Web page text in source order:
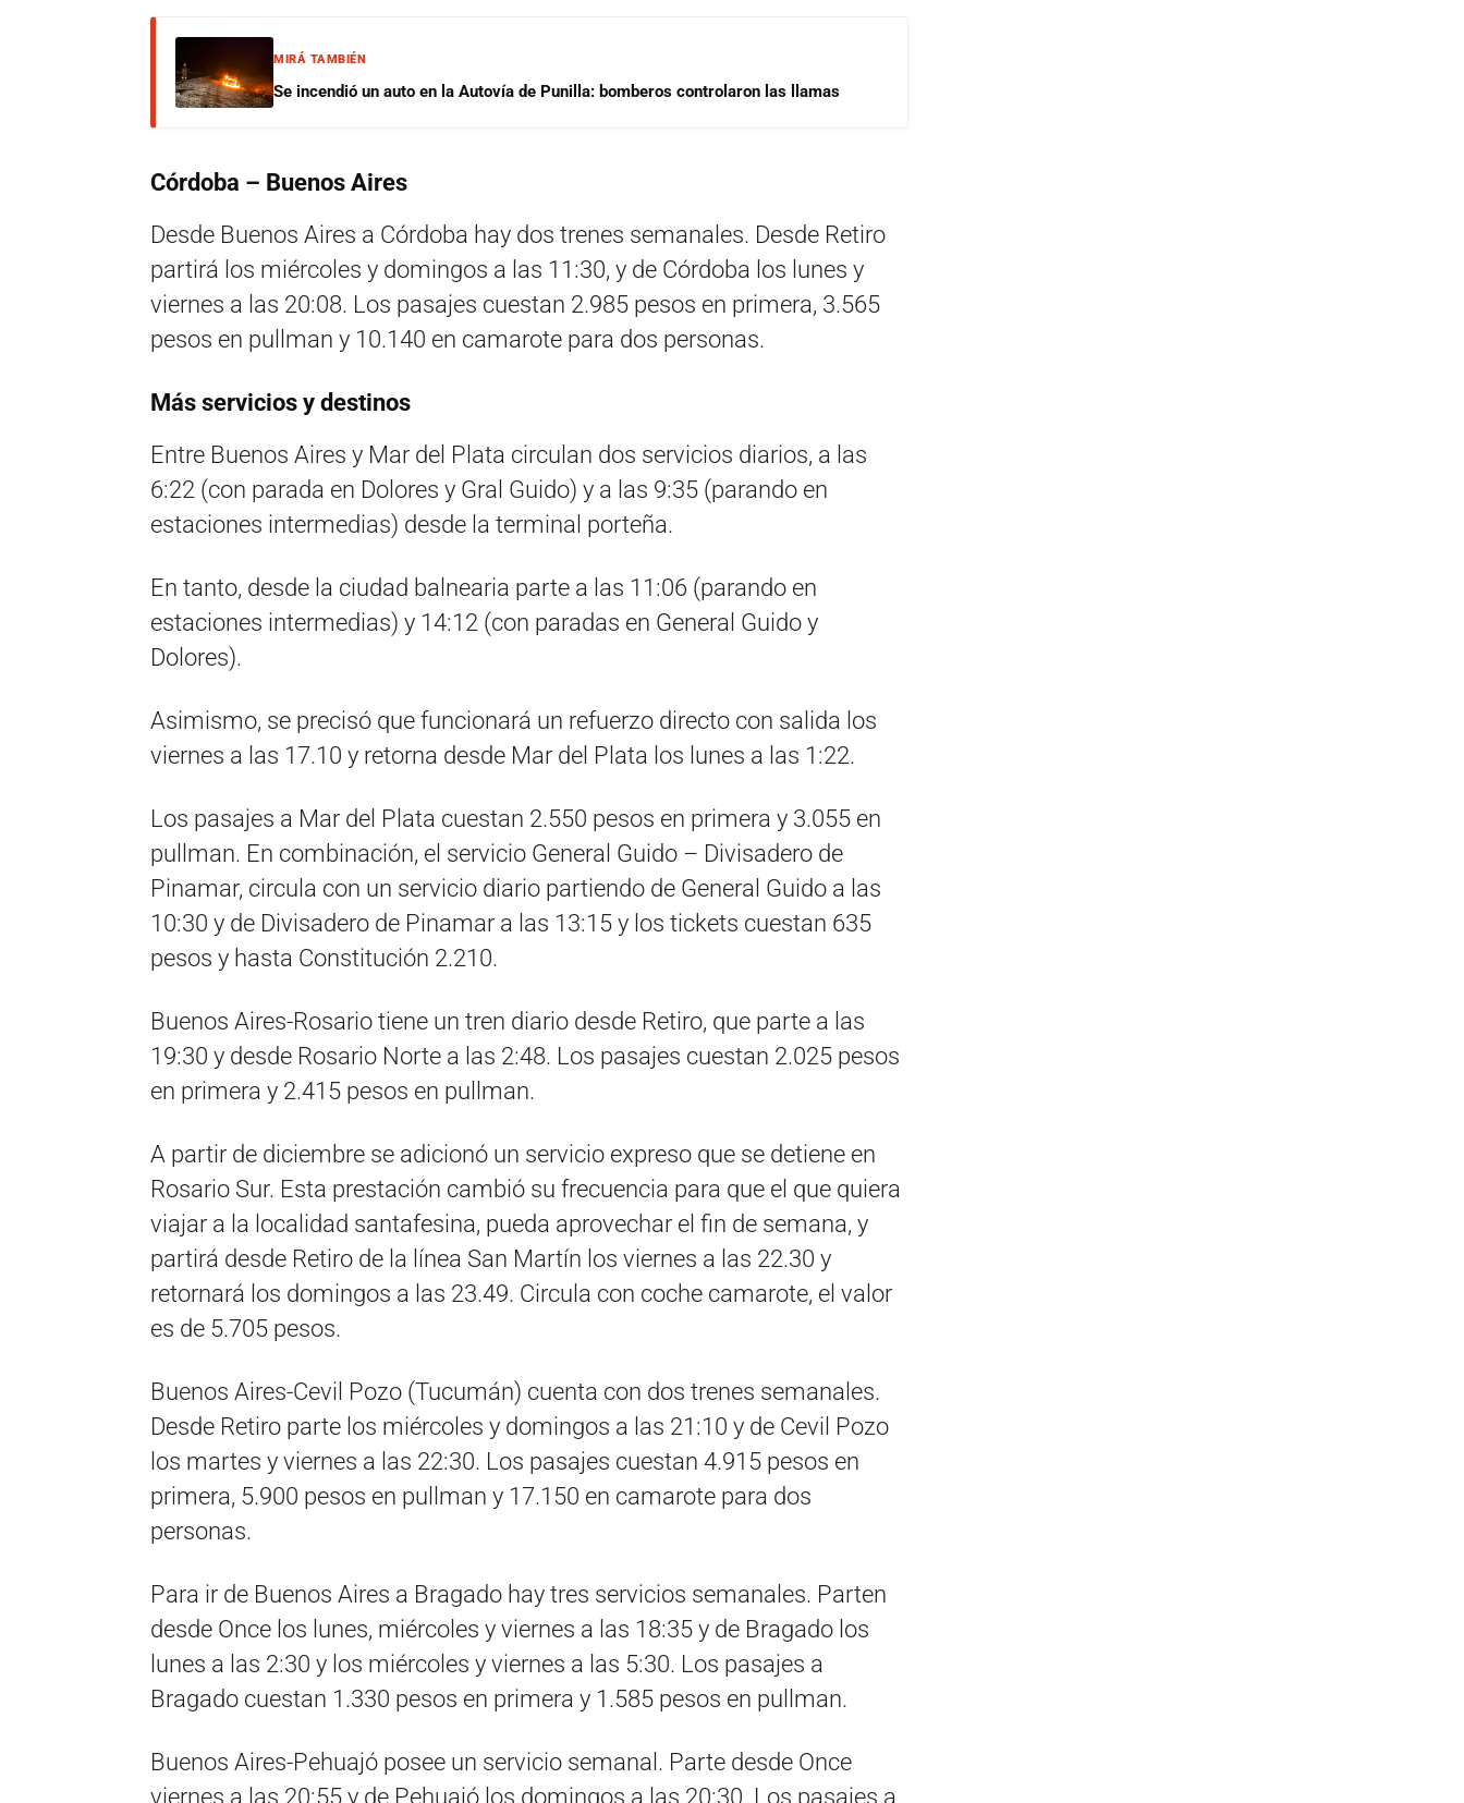
MIRÁ TAMBIÉN
Se incendió un auto en la Autovía de Punilla: bomberos controlaron las llamas
Córdoba – Buenos Aires
Desde Buenos Aires a Córdoba hay dos trenes semanales. Desde Retiro
partirá los miércoles y domingos a las 11:30, y de Córdoba los lunes y
viernes a las 20:08. Los pasajes cuestan 2.985 pesos en primera, 3.565
pesos en pullman y 10.140 en camarote para dos personas.
Más servicios y destinos
Entre Buenos Aires y Mar del Plata circulan dos servicios diarios, a las
6:22 (con parada en Dolores y Gral Guido) y a las 9:35 (parando en
estaciones intermedias) desde la terminal porteña.
En tanto, desde la ciudad balnearia parte a las 11:06 (parando en
estaciones intermedias) y 14:12 (con paradas en General Guido y
Dolores).
Asimismo, se precisó que funcionará un refuerzo directo con salida los
viernes a las 17.10 y retorna desde Mar del Plata los lunes a las 1:22.
Los pasajes a Mar del Plata cuestan 2.550 pesos en primera y 3.055 en
pullman. En combinación, el servicio General Guido – Divisadero de
Pinamar, circula con un servicio diario partiendo de General Guido a las
10:30 y de Divisadero de Pinamar a las 13:15 y los tickets cuestan 635
pesos y hasta Constitución 2.210.
Buenos Aires-Rosario tiene un tren diario desde Retiro, que parte a las
19:30 y desde Rosario Norte a las 2:48. Los pasajes cuestan 2.025 pesos
en primera y 2.415 pesos en pullman.
A partir de diciembre se adicionó un servicio expreso que se detiene en
Rosario Sur. Esta prestación cambió su frecuencia para que el que quiera
viajar a la localidad santafesina, pueda aprovechar el fin de semana, y
partirá desde Retiro de la línea San Martín los viernes a las 22.30 y
retornará los domingos a las 23.49. Circula con coche camarote, el valor
es de 5.705 pesos.
Buenos Aires-Cevil Pozo (Tucumán) cuenta con dos trenes semanales.
Desde Retiro parte los miércoles y domingos a las 21:10 y de Cevil Pozo
los martes y viernes a las 22:30. Los pasajes cuestan 4.915 pesos en
primera, 5.900 pesos en pullman y 17.150 en camarote para dos
personas.
Para ir de Buenos Aires a Bragado hay tres servicios semanales. Parten
desde Once los lunes, miércoles y viernes a las 18:35 y de Bragado los
lunes a las 2:30 y los miércoles y viernes a las 5:30. Los pasajes a
Bragado cuestan 1.330 pesos en primera y 1.585 pesos en pullman.
Buenos Aires-Pehuajó posee un servicio semanal. Parte desde Once
viernes a las 20:55 y de Pehuajó los domingos a las 20:30. Los pasajes a